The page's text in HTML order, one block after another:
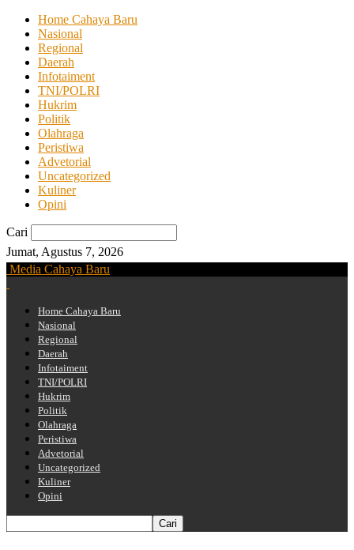
Home Cahaya Baru
Nasional
Regional
Daerah
Infotaiment
TNI/POLRI
Hukrim
Politik
Olahraga
Peristiwa
Advetorial
Uncategorized
Kuliner
Opini
Cari
Jumat, Agustus 7, 2026
Media Cahaya Baru
Home Cahaya Baru
Nasional
Regional
Daerah
Infotaiment
TNI/POLRI
Hukrim
Politik
Olahraga
Peristiwa
Advetorial
Uncategorized
Kuliner
Opini